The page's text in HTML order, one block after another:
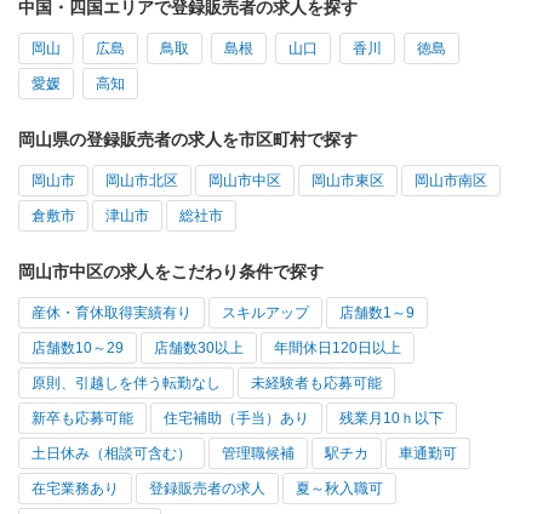
中国・四国エリアで登録販売者の求人を探す
岡山 広島 鳥取 島根 山口 香川 徳島
愛媛 高知
岡山県の登録販売者の求人を市区町村で探す
岡山市 岡山市北区 岡山市中区 岡山市東区 岡山市南区
倉敷市 津山市 総社市
岡山市中区の求人をこだわり条件で探す
産休・育休取得実績有り スキルアップ 店舗数1～9
店舗数10～29 店舗数30以上 年間休日120日以上
原則、引越しを伴う転勤なし 未経験者も応募可能
新卒も応募可能 住宅補助（手当）あり 残業月10ｈ以下
土日休み（相談可含む） 管理職候補 駅チカ 車通勤可
在宅業務あり 登録販売者の求人 夏～秋入職可